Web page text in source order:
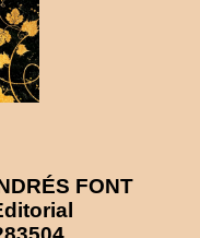
FONT